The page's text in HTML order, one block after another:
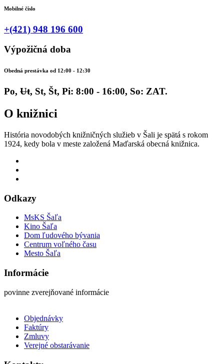
Mobilné číslo
+(421) 948 196 600
Výpožičná doba
Obedná prestávka od 12:00 - 12:30
Po, Ut, St, Št, Pi: 8:00 - 16:00, So: ZAT.
O knižnici
História novodobých knižničných služieb v Šali je spätá s rokom
1924, kedy bola v meste založená Maďarská obecná knižnica.
Odkazy
MsKS Šaľa
Kino Šaľa
Dom ľudového bývania
Centrum voľného času
Mesto Šaľa
Informácie
povinne zverejňované informácie
Objednávky
Faktúry
Zmluvy
Verejné obstarávanie